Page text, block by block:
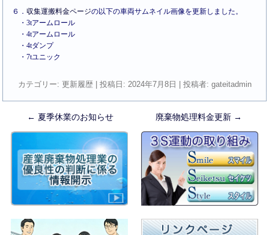
６．収集運搬料金ページの以下の車両サムネイル画像を更新しました。
・3tアームロール
・4tアームロール
・4tダンプ
・7tユニック
カテゴリー: 更新履歴| 投稿日: 2024年7月8日 投稿者: gateitadmin
投
ナ
ビ
← 夏季休業のお知らせ 廃棄物処理料金更新 →